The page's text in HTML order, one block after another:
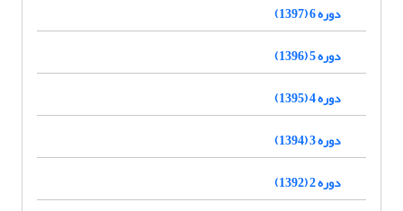
دوره 6 (1397)
دوره 5 (1396)
دوره 4 (1395)
دوره 3 (1394)
دوره 2 (1392)